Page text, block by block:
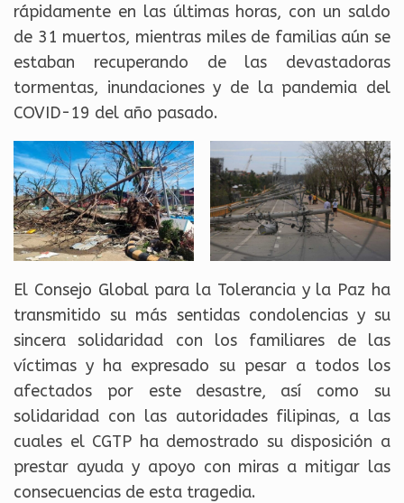
rápidamente en las últimas horas, con un saldo
de 31 muertos, mientras miles de familias aún se
estaban recuperando de las devastadoras
tormentas, inundaciones y de la pandemia del
COVID-19 del año pasado.
El Consejo Global para la Tolerancia y la Paz ha
transmitido su más sentidas condolencias y su
sincera solidaridad con los familiares de las
víctimas y ha expresado su pesar a todos los
afectados por este desastre, así como su
solidaridad con las autoridades filipinas, a las
cuales el CGTP ha demostrado su disposición a
prestar ayuda y apoyo con miras a mitigar las
consecuencias de esta tragedia.